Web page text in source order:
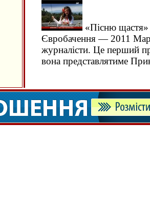
«Пісню щастя»
Євробачення — 2011
журналісти. Це перший
вона представлятиме